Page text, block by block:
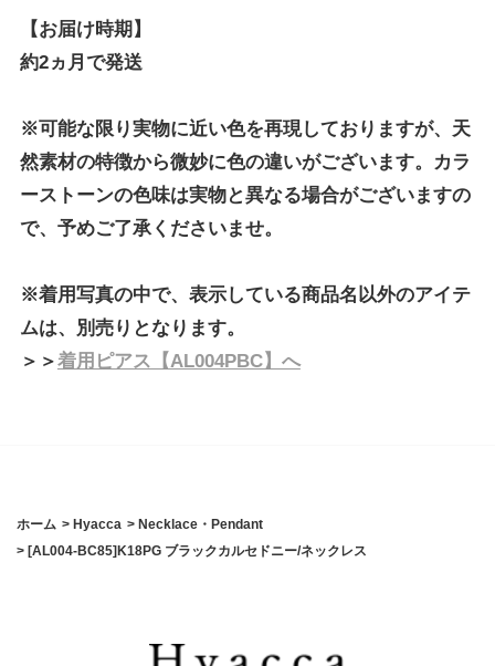
【お届け時期】
約2ヵ月で発送
※可能な限り実物に近い色を再現しておりますが、天
然素材の特徴から微妙に色の違いがございます。カラ
ーストーンの色味は実物と異なる場合がございますの
で、予めご了承くださいませ。
※着用写真の中で、表示している商品名以外のアイテ
ムは、別売りとなります。
＞＞着用ピアス【AL004PBC】へ
ホーム > Hyacca > Necklace・Pendant
> [AL004-BC85]K18PG ブラックカルセドニー/ネックレス